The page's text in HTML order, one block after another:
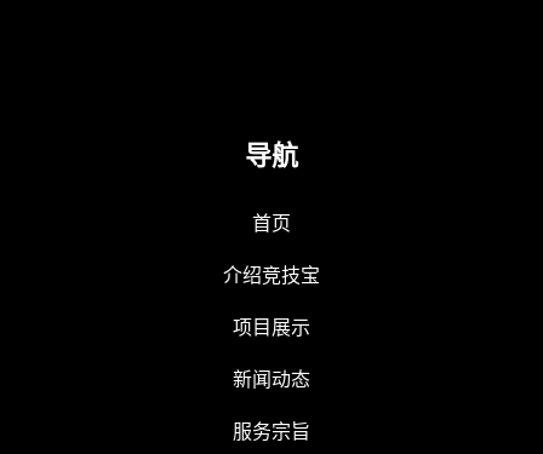
导航
首页
介绍竞技宝
项目展示
新闻动态
服务宗旨